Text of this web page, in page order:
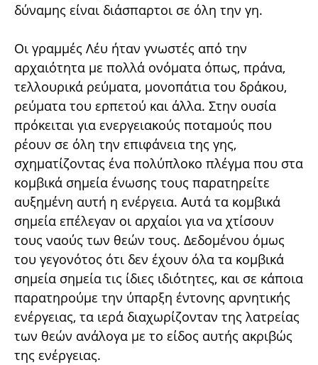
δύναμης είναι διάσπαρτοι σε όλη την γη.
Οι γραμμές Λέυ ήταν γνωστές από την
αρχαιότητα με πολλά ονόματα όπως, πράνα,
τελλουρικά ρεύματα, μονοπάτια του δράκου,
ρεύματα του ερπετού και άλλα. Στην ουσία
πρόκειται για ενεργειακούς ποταμούς που
ρέουν σε όλη την επιφάνεια της γης,
σχηματίζοντας ένα πολύπλοκο πλέγμα που στα
κομβικά σημεία ένωσης τους παρατηρείτε
αυξημένη αυτή η ενέργεια. Αυτά τα κομβικά
σημεία επέλεγαν οι αρχαίοι για να χτίσουν
τους ναούς των θεών τους. Δεδομένου όμως
του γεγονότος ότι δεν έχουν όλα τα κομβικά
σημεία σημεία τις ίδιες ιδιότητες, και σε κάποια
παρατηρούμε την ύπαρξη έντονης αρνητικής
ενέργειας, τα ιερά διαχωρίζονταν της λατρείας
των θεών ανάλογα με το είδος αυτής ακριβώς
της ενέργειας.